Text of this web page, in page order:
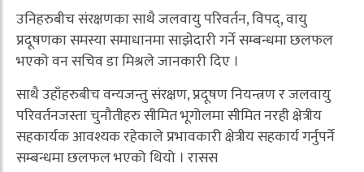
उनिहरुबीच संरक्षणका साथै जलवायु परिवर्तन, विपद्, वायु
प्रदूषणका समस्या समाधानमा साझेदारी गर्ने सम्बन्धमा छलफल
भएको वन सचिव डा मिश्रले जानकारी दिए ।
साथै उहाँहरुबीच वन्यजन्तु संरक्षण, प्रदूषण नियन्त्रण र जलवायु
परिवर्तनजस्ता चुनौतीहरु सीमित भूगोलमा सीमित नरही क्षेत्रीय
सहकार्यक आवश्यक रहेकाले प्रभावकारी क्षेत्रीय सहकार्य गर्नुपर्ने
सम्बन्धमा छलफल भएको थियो । रासस